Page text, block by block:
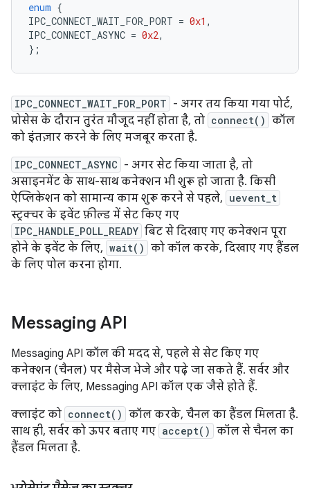
enum {
IPC_CONNECT_WAIT_FOR_PORT = 0x1 ,
IPC_CONNECT_ASYNC = 0x2,
};
IPC_CONNECT_WAIT_FOR_PORT - अगर तय किया गया पोर्ट,
प्रोसेस के दौरान तुरंत मौजूद नहीं होता है, तो connect() कॉल
को इंतज़ार करने के लिए मजबूर करता है.
IPC_CONNECT_ASYNC - अगर सेट किया जाता है, तो
असाइनमेंट के साथ-साथ कनेक्शन भी शुरू हो जाता है. किसी
ऐप्लिकेशन को सामान्य काम शुरू करने से पहले, uevent_t
स्ट्रक्चर के इवेंट फ़ील्ड में सेट किए गए
IPC_HANDLE_POLL_READY बिट से दिखाए गए कनेक्शन पूरा
होने के इवेंट के लिए, wait() को कॉल करके, दिखाए गए हैंडल
के लिए पोल करना होगा.
Messaging API
Messaging API कॉल की मदद से, पहले से सेट किए गए
कनेक्शन (चैनल) पर मैसेज भेजे और पढ़े जा सकते हैं. सर्वर और
क्लाइंट के लिए, Messaging API कॉल एक जैसे होते हैं.
क्लाइंट को connect() कॉल करके, चैनल का हैंडल मिलता है.
साथ ही, सर्वर को ऊपर बताए गए accept() कॉल से चैनल का
हैंडल मिलता है.